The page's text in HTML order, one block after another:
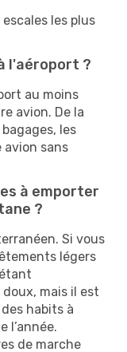
les plus
l'aéroport ?
au moins
avion. De la
les
avion sans
à emporter
?
Si vous
légers
mais il est
habits à
l’année.
de marche